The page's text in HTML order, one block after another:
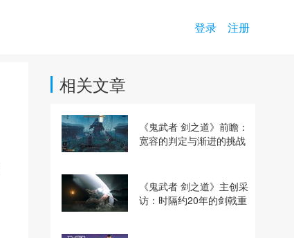
登录 注册
相关文章
《鬼武者 剑之道》前瞻：
宽容的判定与渐进的挑战
《鬼武者 剑之道》主创采
访：时隔约20年的剑戟重